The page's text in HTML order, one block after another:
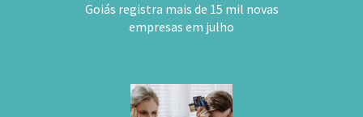
Goiás registra mais de 15 mil novas
empresas em julho